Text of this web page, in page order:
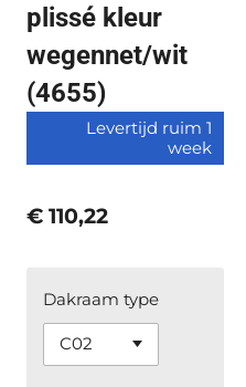
plissé kleur
wegennet/wit
(4655)
Levertijd ruim 1
week
€ 110,22
Dakraam type